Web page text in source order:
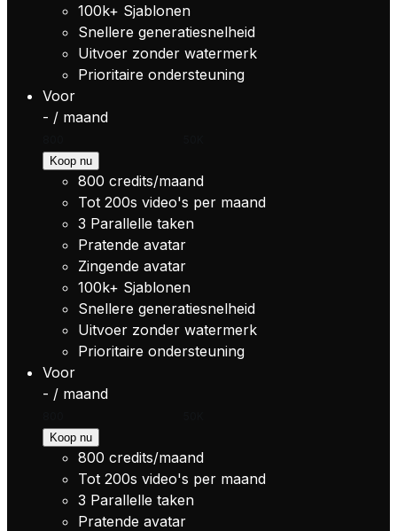
100k+ Sjablonen
Snellere generatiesnelheid
Uitvoer zonder watermerk
Prioritaire ondersteuning
Voor
- / maand
Koop nu
800 credits/maand
Tot 200s video's per maand
3 Parallelle taken
Pratende avatar
Zingende avatar
100k+ Sjablonen
Snellere generatiesnelheid
Uitvoer zonder watermerk
Prioritaire ondersteuning
Voor
- / maand
Koop nu
800 credits/maand
Tot 200s video's per maand
3 Parallelle taken
Pratende avatar